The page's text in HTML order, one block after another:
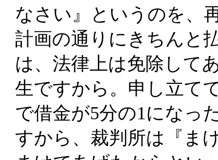
なさい』というのを、
計画の通りにきちんと
は、法律上は免除して
生ですから。申し立て
で借金が5分の1になっ
すから、裁判所は『ま